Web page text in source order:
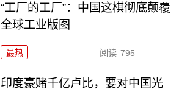
“工厂的工厂”：中国这棋彻底颠覆
全球工业版图
最热 阅读 795
印度豪赌千亿卢比，要对中国光